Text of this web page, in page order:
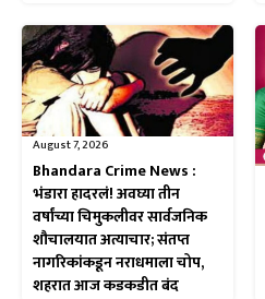
August 7, 2026
Bhandara Crime News :
भंडारा हादरलं! अवघ्या तीन
वर्षांच्या चिमुकलीवर सार्वजनिक
शौचालयात अत्याचार; संतप्त
नागरिकांकडून नराधमाला चोप,
शहरात आज कडकडीत बंद